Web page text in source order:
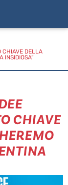
CHIAVE DELLA
INSIDIOSA”
CHIAVE